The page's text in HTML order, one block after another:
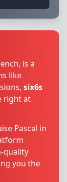
is a
like
six6s
right at
Pascal in
quality
you the